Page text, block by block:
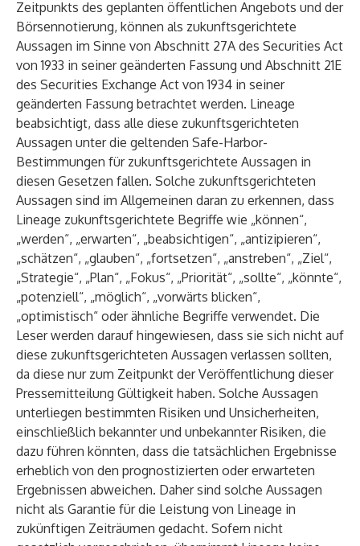
Zeitpunkts des geplanten öffentlichen Angebots und der
Börsennotierung, können als zukunftsgerichtete
Aussagen im Sinne von Abschnitt 27A des Securities Act
von 1933 in seiner geänderten Fassung und Abschnitt 21E
des Securities Exchange Act von 1934 in seiner
geänderten Fassung betrachtet werden. Lineage
beabsichtigt, dass alle diese zukunftsgerichteten
Aussagen unter die geltenden Safe-Harbor-
Bestimmungen für zukunftsgerichtete Aussagen in
diesen Gesetzen fallen. Solche zukunftsgerichteten
Aussagen sind im Allgemeinen daran zu erkennen, dass
Lineage zukunftsgerichtete Begriffe wie „können“,
„werden“, „erwarten“, „beabsichtigen“, „antizipieren“,
„schätzen“, „glauben“, „fortsetzen“, „anstreben“, „Ziel“,
„Strategie“, „Plan“, „Fokus“, „Priorität“, „sollte“, „könnte“,
„potenziell“, „möglich“, „vorwärts blicken“,
„optimistisch“ oder ähnliche Begriffe verwendet. Die
Leser werden darauf hingewiesen, dass sie sich nicht auf
diese zukunftsgerichteten Aussagen verlassen sollten,
da diese nur zum Zeitpunkt der Veröffentlichung dieser
Pressemitteilung Gültigkeit haben. Solche Aussagen
unterliegen bestimmten Risiken und Unsicherheiten,
einschließlich bekannter und unbekannter Risiken, die
dazu führen könnten, dass die tatsächlichen Ergebnisse
erheblich von den prognostizierten oder erwarteten
Ergebnissen abweichen. Daher sind solche Aussagen
nicht als Garantie für die Leistung von Lineage in
zukünftigen Zeiträumen gedacht. Sofern nicht